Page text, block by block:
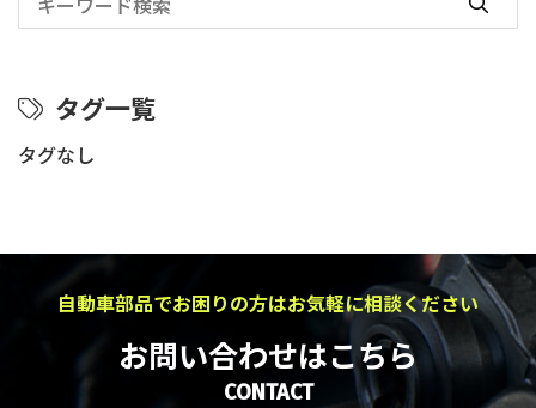
タグ一覧
タグなし
自動車部品でお困りの方はお気軽に相談ください
お問い合わせはこちら
CONTACT